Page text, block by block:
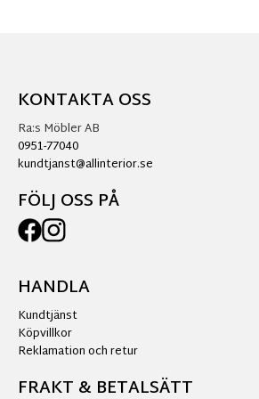
KONTAKTA OSS
Ra:s Möbler AB
0951-77040
kundtjanst@allinterior.se
FÖLJ OSS PÅ
HANDLA
Kundtjänst
Köpvillkor
Reklamation och retur
FRAKT & BETALSÄTT